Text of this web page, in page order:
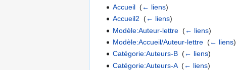
Accueil ‎(← liens)
Accueil2 ‎(← liens)
Modèle:Auteur-lettre ‎(← liens)
Modèle:Accueil/Auteur-lettre ‎(← liens)
Catégorie:Auteurs-B ‎(← liens)
Catégorie:Auteurs-A‎(← liens)